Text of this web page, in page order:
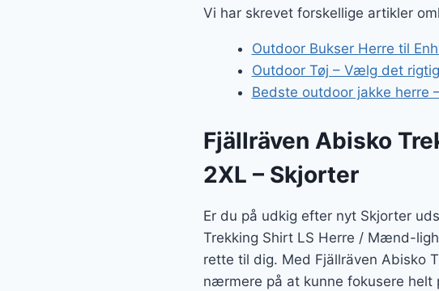
119 kr.. 113 kr..
Vi har skrevet forskellige artikler
Outdoor Bukser Herre til
Outdoor Tøj – Vælg det
Bedste outdoor jakke herre
Fjällräven Abisko
2XL – Skjorter
Er du på udkig efter nyt Skjorter
Trekking Shirt LS Herre / Mænd-
rette til dig. Med Fjällräven Abisko
nærmere på at kunne fokusere